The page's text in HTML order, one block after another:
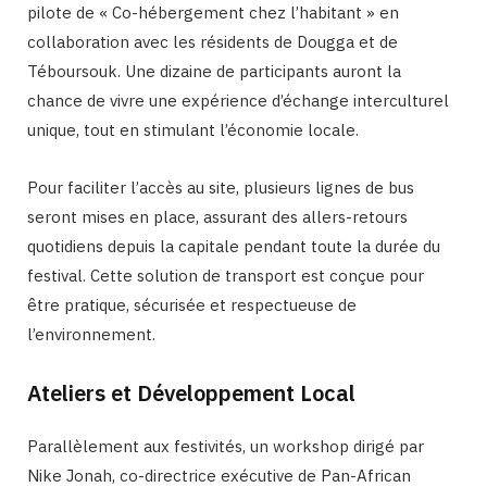
pilote de « Co-hébergement chez l’habitant » en
collaboration avec les résidents de Dougga et de
Téboursouk. Une dizaine de participants auront la
chance de vivre une expérience d’échange interculturel
unique, tout en stimulant l’économie locale.
Pour faciliter l’accès au site, plusieurs lignes de bus
seront mises en place, assurant des allers-retours
quotidiens depuis la capitale pendant toute la durée du
festival. Cette solution de transport est conçue pour
être pratique, sécurisée et respectueuse de
l’environnement.
Ateliers et Développement Local
Parallèlement aux festivités, un workshop dirigé par
Nike Jonah, co-directrice exécutive de Pan-African